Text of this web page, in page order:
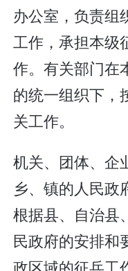
办公室，负责组
工作，承担本级
作。有关部门在
的统一组织下，
关工作。
机关、团体、企
乡、镇的人民政
根据县、自治县
民政府的安排和